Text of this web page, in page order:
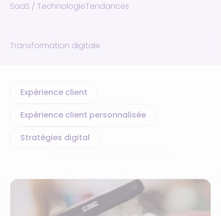
SaaS / TechnologieTendances
Transformation digitale
Expérience client
Expérience client personnalisée
Stratégies digital